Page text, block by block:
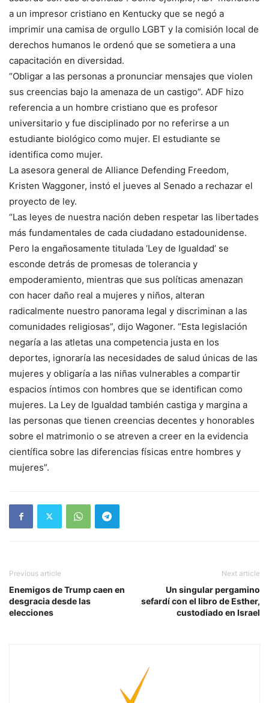
a un impresor cristiano en Kentucky que se negó a
imprimir una camisa de orgullo LGBT y la comisión local de
derechos humanos le ordenó que se sometiera a una
capacitación en diversidad.
“Obligar a las personas a pronunciar mensajes que violen
sus creencias bajo la amenaza de un castigo”. ADF hizo
referencia a un hombre cristiano que es profesor
universitario y fue disciplinado por no referirse a un
estudiante biológico como mujer. El estudiante se
identifica como mujer.
La asesora general de Alliance Defending Freedom,
Kristen Waggoner, instó el jueves al Senado a rechazar el
proyecto de ley.
“Las leyes de nuestra nación deben respetar las libertades
más fundamentales de cada ciudadano estadounidense.
Pero la engañosamente titulada ‘Ley de Igualdad’ se
esconde detrás de promesas de tolerancia y
empoderamiento, mientras que sus políticas amenazan
con hacer daño real a mujeres y niños, alteran
radicalmente nuestro panorama legal y discriminan a las
comunidades religiosas”, dijo Wagoner. “Esta legislación
negaría a las atletas una competencia justa en los
deportes, ignoraría las necesidades de salud únicas de las
mujeres y obligaría a las niñas vulnerables a compartir
espacios íntimos con hombres que se identifican como
mujeres. La Ley de Igualdad también castiga y margina a
las personas que tienen creencias decentes y honorables
sobre el matrimonio o se atreven a creer en la evidencia
científica sobre las diferencias físicas entre hombres y
mujeres”.
Previous article
Enemigos de Trump caen en
desgracia desde las
elecciones
Next article
Un singular pergamino
sefardí con el libro de Esther,
custodiado en Israel